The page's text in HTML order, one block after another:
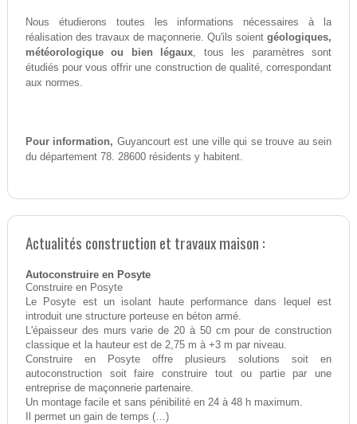
Nous étudierons toutes les informations nécessaires à la
réalisation des travaux de maçonnerie. Qu'ils soientgéologiques,
météorologique ou bien légaux, tous les paramètres sont
étudiés pour vous offrir une construction de qualité, correspondant
aux normes.
Pour information, Guyancourt est une ville qui se trouve au sein
du département 78. 28600 résidents y habitent.
Actualités construction et travaux maison :
Autoconstruire en Posyte
Construire en Posyte
Le Posyte est un isolant haute performance dans lequel est
introduit une structure porteuse en béton armé.
L'épaisseur des murs varie de 20 à 50 cm pour de construction
classique et la hauteur est de 2,75 m à +3 m par niveau.
Construire en Posyte offre plusieurs solutions soit en
autoconstruction soit faire construire tout ou partie par une
entreprise de maçonnerie partenaire.
Un montage facile et sans pénibilité en 24 à 48 h maximum.
Il permet un gain de temps (…)